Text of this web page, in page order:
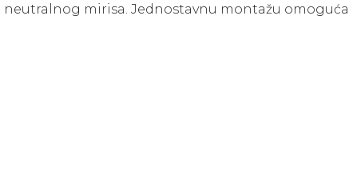
mirisa. Jednostavnu montažu